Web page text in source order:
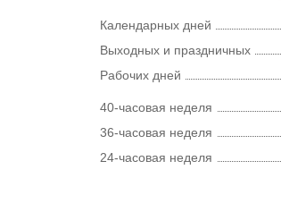
Календарных дней
Выходных и праздничных
Рабочих дней
40-часовая неделя
36-часовая неделя
24-часовая неделя